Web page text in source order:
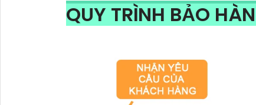
QUY TRÌNH BẢO